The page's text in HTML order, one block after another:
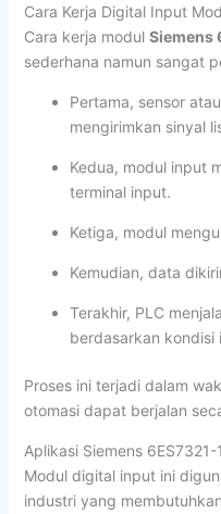
Cara Kerja Digital Input
Cara kerja modul Siemens
sederhana namun sangat
Pertama, sensor
mengirimkan sinyal
Kedua, modul input
terminal input.
Ketiga, modul
Kemudian, data
Terakhir, PLC
berdasarkan kondisi
Proses ini terjadi dalam
otomasi dapat berjalan
Aplikasi Siemens
Modul digital input ini
industri yang